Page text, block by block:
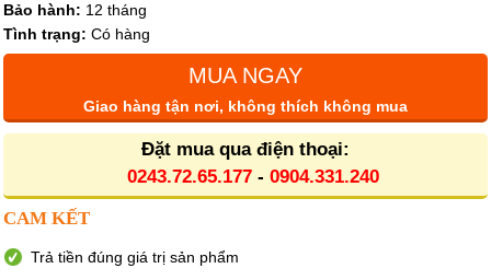
Bảo hành: 12 tháng
Tình trạng: Có hàng
MUA NGAY
Giao hàng tận nơi, không thích không mua
Đặt mua qua điện thoại:
0243.72.65.177- 0904.331.240
CAM KẾT
Trả tiền đúng giá trị sản phẩm